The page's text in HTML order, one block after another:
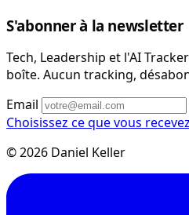
S'abonner à la newsletter
Tech, Leadership et l'AI
boîte. Aucun tracking,
Email
Choisissez ce que vous
© 2026 Daniel Keller